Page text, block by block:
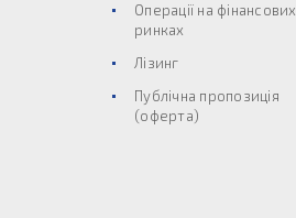
Операції на фінансових
ринках
Лізинг
Публічна пропозиція
(оферта)